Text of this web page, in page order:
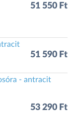
51 550 Ft
51 590 Ft
- antracit
53 290 Ft